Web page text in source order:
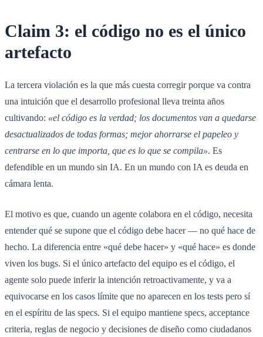
Claim 3: el código no es el único
artefacto
La tercera violación es la que más cuesta corregir porque va contra
una intuición que el desarrollo profesional lleva treinta años
cultivando: «el código es la verdad; los documentos van a quedarse
desactualizados de todas formas; mejor ahorrarse el papeleo y
centrarse en lo que importa, que es lo que se compila». Es
defendible en un mundo sin IA. En un mundo con IA es deuda en
cámara lenta.
El motivo es que, cuando un agente colabora en el código, necesita
entender qué se supone que el código debe hacer — no qué hace de
hecho. La diferencia entre «qué debe hacer» y «qué hace» es donde
viven los bugs. Si el único artefacto del equipo es el código, el
agente solo puede inferir la intención retroactivamente, y va a
equivocarse en los casos límite que no aparecen en los tests pero sí
en el espíritu de las specs. Si el equipo mantiene specs, acceptance
criteria, reglas de negocio y decisiones de diseño como ciudadanos